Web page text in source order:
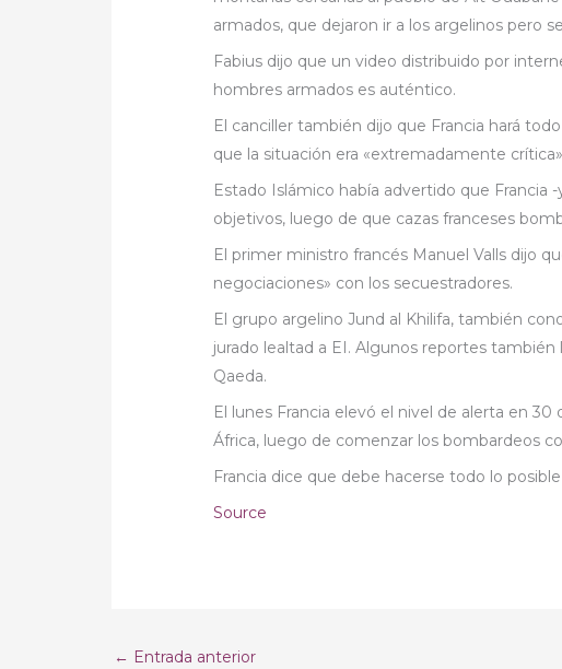
armados, que dejaron ir a los argelinos pero
Fabius dijo que un video distribuido por
hombres armados es auténtico.
El canciller también dijo que Francia hará
que la situación era «extremadamente
Estado Islámico había advertido que Francia
objetivos, luego de que cazas franceses
El primer ministro francés Manuel Valls dijo
negociaciones» con los secuestradores.
El grupo argelino Jund al Khilifa, también
jurado lealtad a EI. Algunos reportes
Qaeda.
El lunes Francia elevó el nivel de alerta en
África, luego de comenzar los bombardeos
Francia dice que debe hacerse todo lo
Source
← Entrada anterior